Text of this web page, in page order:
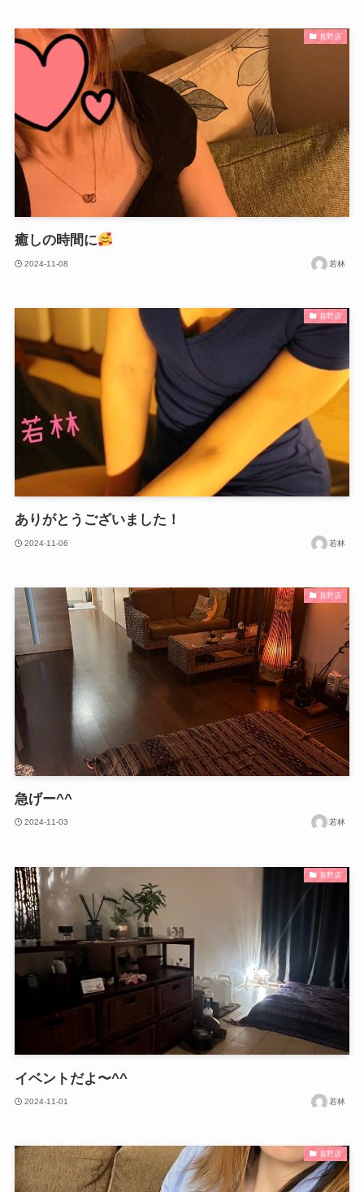
長野店
癒しの時間に
2024-11-08 若林
長野店
ありがとうございました！
2024-11-06 若林
長野店
急げー^^
2024-11-03 若林
長野店
イベントだよ〜^^
2024-11-01 若林
長野店